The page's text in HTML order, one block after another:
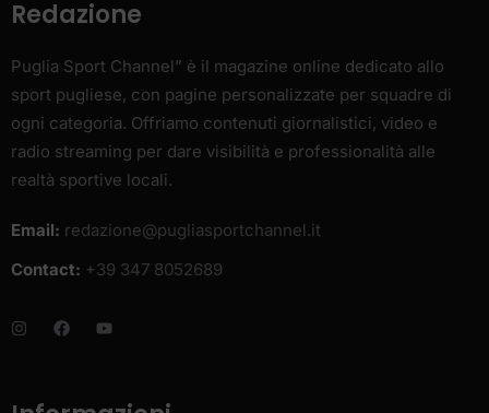
Redazione
Puglia Sport Channel” è il magazine online dedicato allo
sport pugliese, con pagine personalizzate per squadre di
ogni categoria. Offriamo contenuti giornalistici, video e
radio streaming per dare visibilità e professionalità alle
realtà sportive locali.
Email: redazione@pugliasportchannel.it
Contact: +39 347 8052689